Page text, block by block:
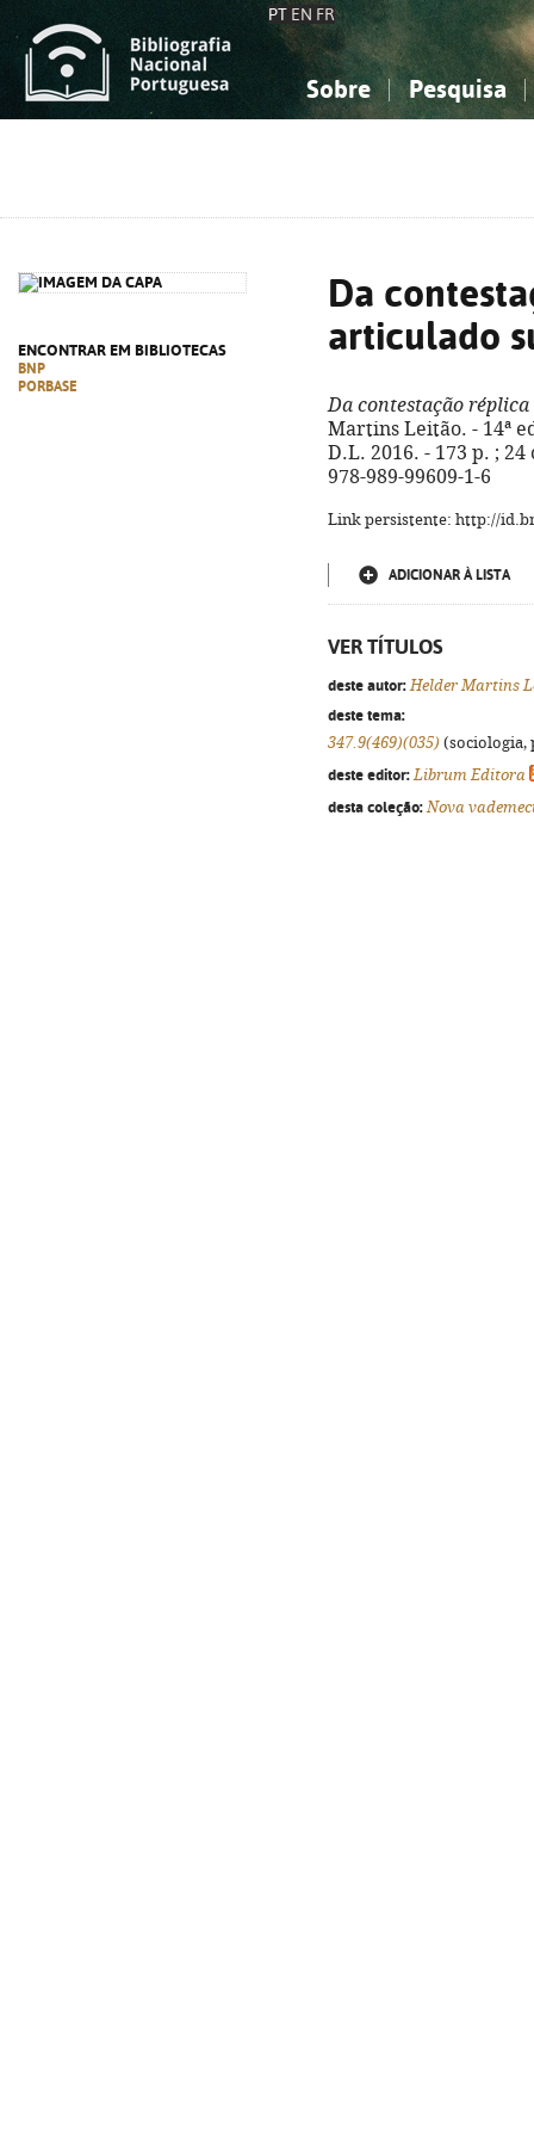
PT EN FR
Sobre Pesquisa
ENCONTRAR EM BIBLIOTECAS
BNP
PORBASE
Da
articulado
Da contestação
Martins Leitão. - 14ª
D.L. 2016. - 173 p. ;
978-989-99609-1-6
Link persistente: http://
ADICIONAR À LISTA
VER TÍTULOS
deste autor: Helder Martins
deste tema:
347.9(469)(035) (sociologia,
deste editor: Librum Editora
desta coleção: Nova